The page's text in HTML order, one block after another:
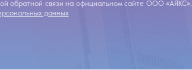
обратной связи на официальном сайте ООО «АЯКС».
данных